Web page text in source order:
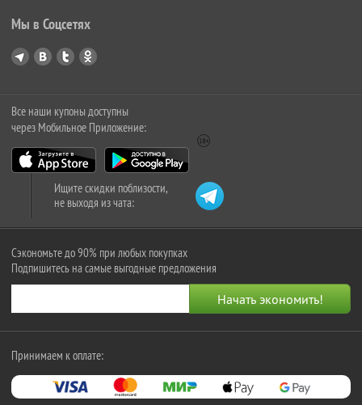
Мы в Соцсетях
Все наши купоны доступны
через Мобильное Приложение:
Ищите скидки поблизости,
не выходя из чата:
Сэкономьте до 90% при любых покупках
Подпишитесь на самые выгодные предложения
Принимаем к оплате: